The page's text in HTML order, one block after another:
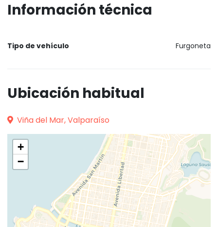
Información técnica
Tipo de vehículo Furgoneta
Ubicación habitual
Viña del Mar, Valparaíso
+
−